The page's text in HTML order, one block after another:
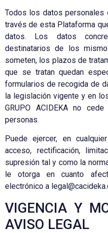
Todos los datos personales
través de esta Plataforma
datos. Los datos
destinatarios de los
someten, los plazos de
que se tratan quedan
formularios de recogida de
la legislación vigente y en
GRUPO ACIDEKA no
personas.
Puede ejercer, en
acceso, rectificación,
supresión tal y como la
le otorga en cuanto
electrónico a
VIGENCIA Y
AVISO LEGAL